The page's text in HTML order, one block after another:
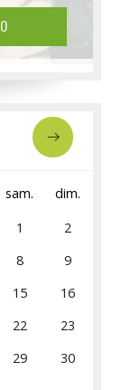
sam.
dim.
1
2
8
9
15
16
22
23
29
30